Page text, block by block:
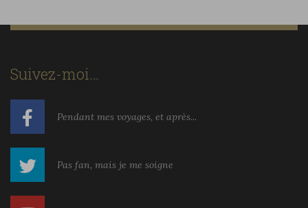
Suivez-moi…
Pendant mes voyages, et après...
Pas fan, mais je me soigne